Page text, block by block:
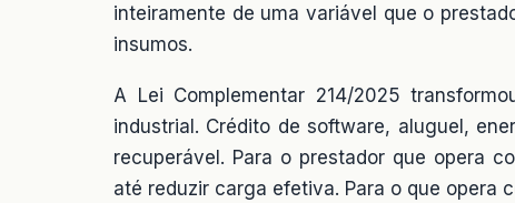
inteiramente de uma variável que o
insumos.
A Lei Complementar 214/2025
industrial. Crédito de software, aluguel,
recuperável. Para o prestador que opera
até reduzir carga efetiva. Para o que opera